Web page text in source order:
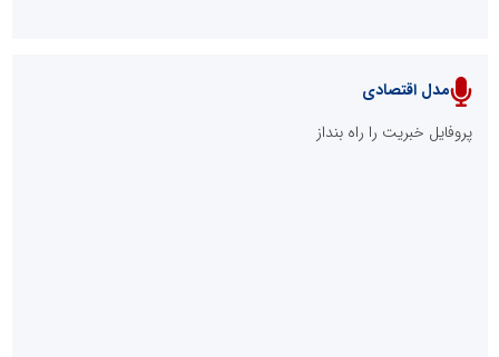
پایگاه خبری نهضت ملی مسکن
مدل اقتصادی
پروفایل خبریت را راه بنداز